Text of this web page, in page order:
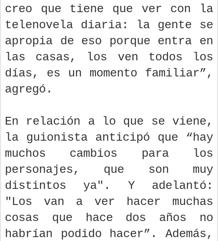
creo que tiene que ver con la
telenovela diaria: la gente se
apropia de eso porque entra en
las casas, los ven todos los
días, es un momento familiar”,
agregó.
En relación a lo que se viene,
la guionista anticipó que “hay
muchos cambios para los
personajes, que son muy
distintos ya". Y adelantó:
"Los van a ver hacer muchas
cosas que hace dos años no
habrían podido hacer”. Además,